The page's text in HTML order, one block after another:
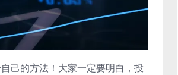
己的方法！大家一定要明白，投